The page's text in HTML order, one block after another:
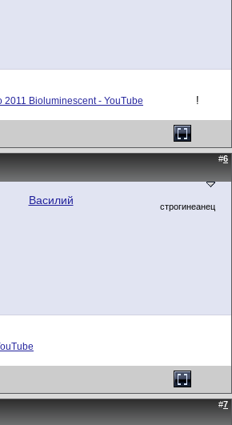
2011 Bioluminescent - YouTube !
#6
Василий строгинеанец
#7